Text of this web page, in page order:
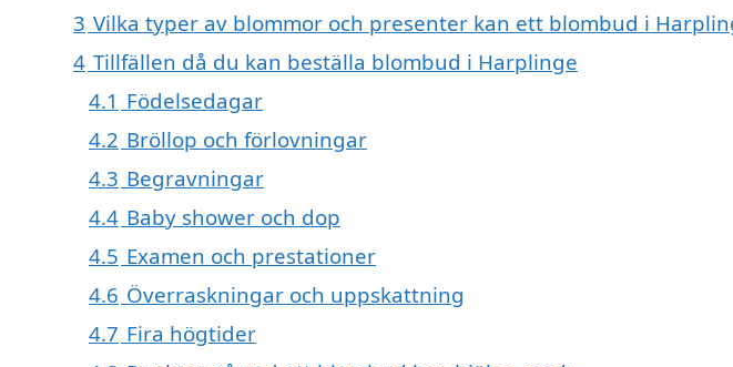
3 Vilka typer av blommor och presenter kan ett blombud i
4 Tillfällen då du kan beställa blombud i Harplinge
4.1 Födelsedagar
4.2 Bröllop och förlovningar
4.3 Begravningar
4.4 Baby shower och dop
4.5 Examen och prestationer
4.6 Överraskningar och uppskattning
4.7 Fira högtider